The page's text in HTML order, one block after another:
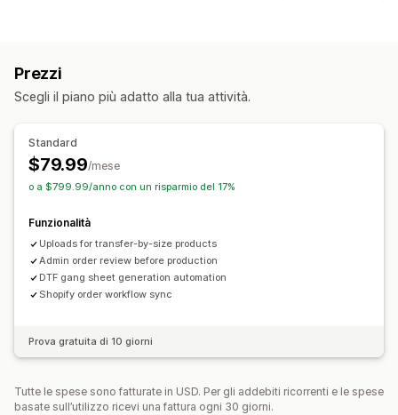
Prezzi
Scegli il piano più adatto alla tua attività.
Standard
$79.99/mese
o a $799.99/anno con un risparmio del 17%
Funzionalità
Uploads for transfer-by-size products
Admin order review before production
DTF gang sheet generation automation
Shopify order workflow sync
Prova gratuita di 10 giorni
Tutte le spese sono fatturate in USD. Per gli addebiti ricorrenti e le spese
basate sull’utilizzo ricevi una fattura ogni 30 giorni.